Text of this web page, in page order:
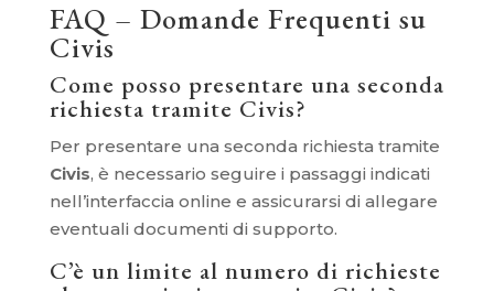
FAQ – Domande Frequenti su
Civis
Come posso presentare una seconda
richiesta tramite Civis?
Per presentare una seconda richiesta tramite
Civis, è necessario seguire i passaggi indicati
nell’interfaccia online e assicurarsi di allegare
eventuali documenti di supporto.
C’è un limite al numero di richieste